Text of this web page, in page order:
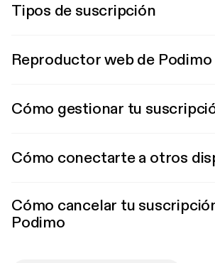
Tipos de suscripción
Reproductor web de Podimo
Cómo gestionar tu
Cómo conectarte a otros
Cómo cancelar tu
Podimo